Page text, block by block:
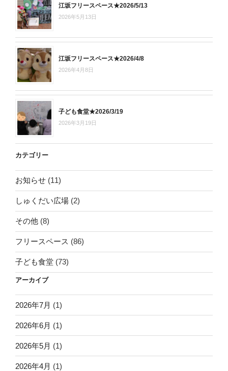
江坂フリースペース★2026/5/13
2026年5月13日
江坂フリースペース★2026/4/8
2026年4月8日
子ども食堂★2026/3/19
2026年3月19日
カテゴリー
お知らせ (11)
しゅくだい広場 (2)
その他 (8)
フリースペース (86)
子ども食堂 (73)
アーカイブ
2026年7月 (1)
2026年6月 (1)
2026年5月 (1)
2026年4月 (1)